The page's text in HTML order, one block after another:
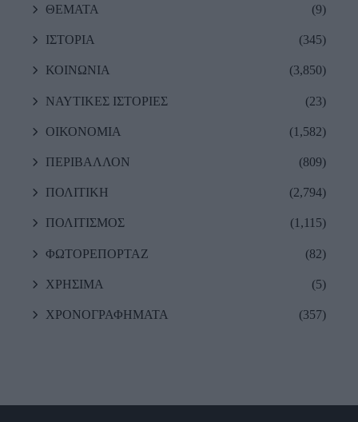
ΘΕΜΑΤΑ (9)
ΙΣΤΟΡΙΑ (345)
ΚΟΙΝΩΝΙΑ (3,850)
ΝΑΥΤΙΚΕΣ ΙΣΤΟΡΙΕΣ (23)
ΟΙΚΟΝΟΜΙΑ (1,582)
ΠΕΡΙΒΑΛΛΟΝ (809)
ΠΟΛΙΤΙΚΗ (2,794)
ΠΟΛΙΤΙΣΜΟΣ (1,115)
ΦΩΤΟΡΕΠΟΡΤΑΖ (82)
ΧΡΗΣΙΜΑ (5)
ΧΡΟΝΟΓΡΑΦΗΜΑΤΑ (357)